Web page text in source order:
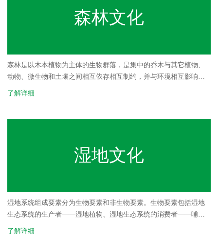
出现。人类为了生存，采集野果充饥，不久便发现这种“荷花”的野果
和根节（即莲子与藕）不仅可以食用，而且甘甜清香，味美可口。
森林文化
森林是以木本植物为主体的生物群落，是集中的乔木与其它植物、
动物、微生物和土壤之间相互依存相互制约，并与环境相互影响，
从而形成的一个生态系统的总体。它具有丰富的物种，复杂的结
了解详细
湿地文化
湿地系统组成要素分为生物要素和非生物要素。生物要素包括湿地
生态系统的生产者——湿地植物、湿地生态系统的消费者——哺乳
类、两栖类和爬行类以及各种水生动物及底栖无脊椎动物等、湿地
了解详细